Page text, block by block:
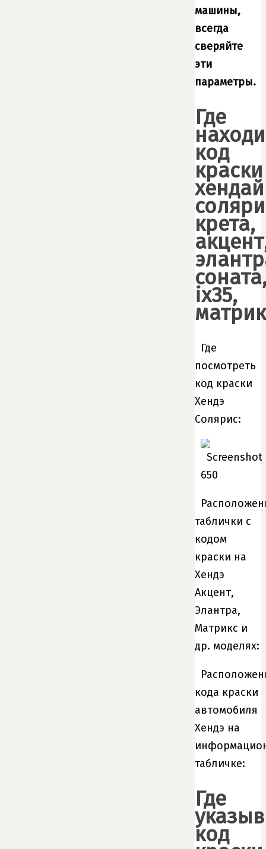
машины,
всегда
сверяйте
эти
параметры.
Где
код
краски
хендай
крета,
ix35,
Где
посмотреть
код краски
Хендэ
Солярис:
таблички с
кодом
краски на
Хендэ
Акцент,
Элантра,
Матрикс и
др. моделях:
кода краски
автомобиля
Хендэ на
табличке:
Где
код